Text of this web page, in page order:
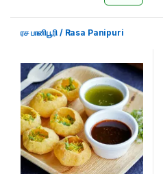
ரச பானிபூரி / Rasa Panipuri